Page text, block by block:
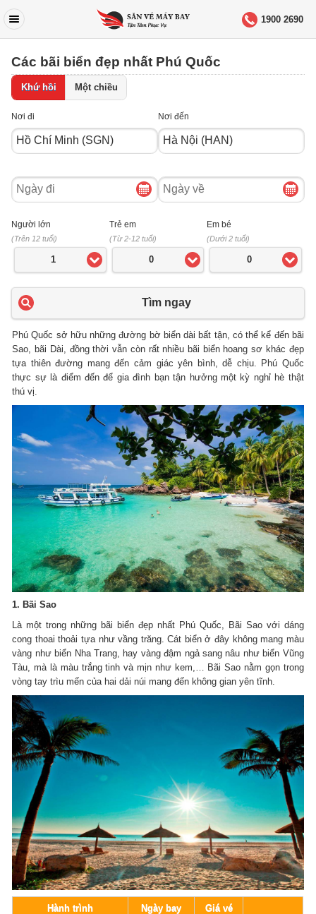
1900 2690
Các bãi biển đẹp nhất Phú Quốc
Khứ hồi Một chiều
Nơi đi Nơi đến
Ngày
đi
Ngày
về
Người lớn
(Trên 12 tuổi)
1
Trẻ em
(Từ 2-12 tuổi)
0
Em bé
(Dưới 2 tuổi)
0
Tìm ngay
Phú Quốc sở hữu những đường bờ biển dài bất tận, có thể kể đến bãi
Sao, bãi Dài, đồng thời vẫn còn rất nhiều bãi biển hoang sơ khác đẹp
tựa thiên đường mang đến cảm giác yên bình, dễ chịu. Phú Quốc
thực sự là điểm đến để gia đình bạn tận hưởng một kỳ nghỉ hè thật
thú vị.
1. Bãi Sao
Là một trong những bãi biển đẹp nhất Phú Quốc, Bãi Sao với dáng
cong thoai thoải tựa như vầng trăng. Cát biển ở đây không mang màu
vàng như biển Nha Trang, hay vàng đậm ngả sang nâu như biển Vũng
Tàu, mà là màu trắng tinh và mịn như kem,… Bãi Sao nằm gọn trong
vòng tay trìu mến của hai dải núi mang đến không gian yên tĩnh.
Hành trình Ngày bay Giá vé